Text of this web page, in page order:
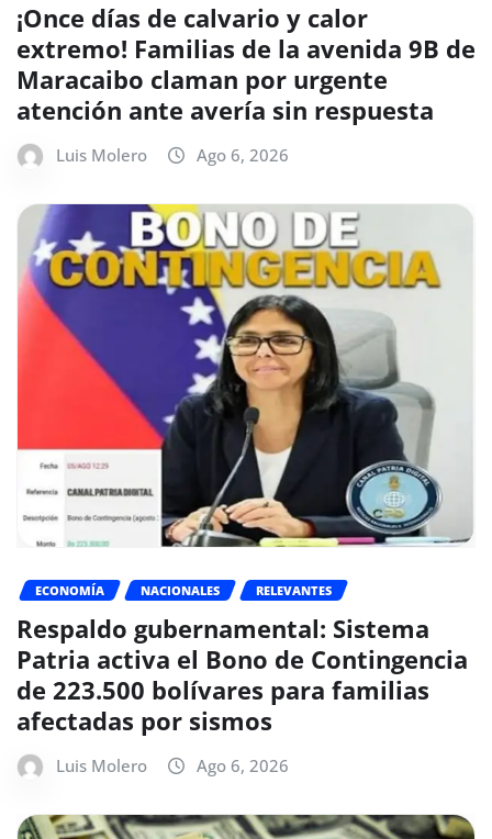
¡Once días de calvario y calor
extremo! Familias de la avenida 9B de
Maracaibo claman por urgente
atención ante avería sin respuesta
Luis Molero Ago 6, 2026
ECONOMÍA NACIONALES RELEVANTES
Respaldo gubernamental: Sistema
Patria activa el Bono de Contingencia
de 223.500 bolívares para familias
afectadas por sismos
Luis Molero Ago 6, 2026